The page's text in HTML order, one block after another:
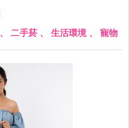
常見的感染性疾病及其好發
、 二手菸 、 生活環境、 寵物